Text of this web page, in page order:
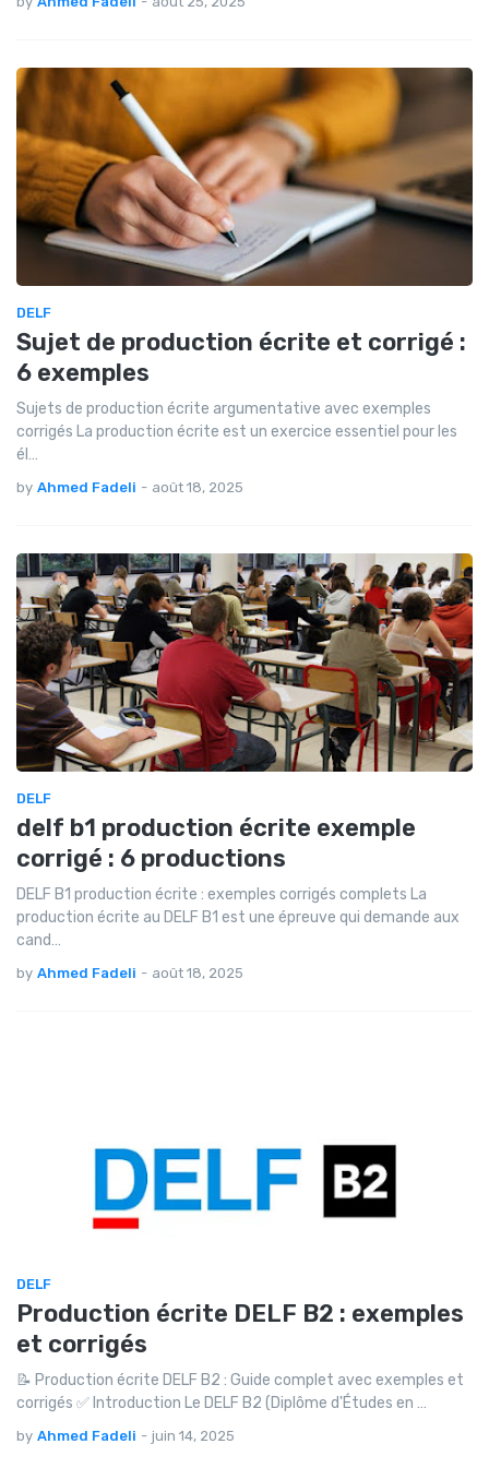
DELF
Sujet de production écrite et corrigé :
6 exemples
Sujets de production écrite argumentative avec exemples
corrigés La production écrite est un exercice essentiel pour les
él…
by Ahmed Fadeli - août 18, 2025
DELF
delf b1 production écrite exemple
corrigé : 6 productions
DELF B1 production écrite : exemples corrigés complets La
production écrite au DELF B1 est une épreuve qui demande aux
cand…
by Ahmed Fadeli - août 18, 2025
DELF
Production écrite DELF B2 : exemples
et corrigés
📝 Production écrite DELF B2 : Guide complet avec exemples et
corrigés ✅ Introduction Le DELF B2 (Diplôme d'Études en …
by Ahmed Fadeli - juin 14, 2025